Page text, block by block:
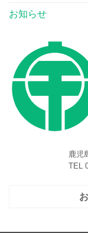
お知らせ
鹿児
TEL